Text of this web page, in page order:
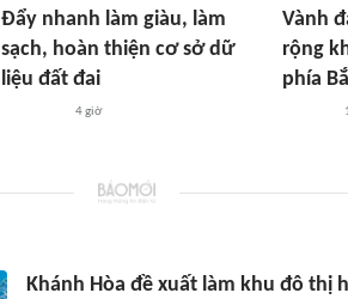
Đẩy nhanh làm giàu, làm
sạch, hoàn thiện cơ sở dữ
liệu đất đai
4 giờ
Vành
rộng
phía
Khánh Hòa đề xuất làm khu đô thị